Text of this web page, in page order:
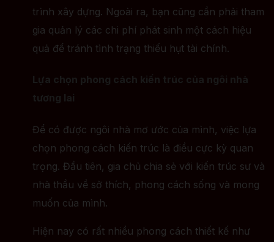
trình xây dựng. Ngoài ra, bạn cũng cần phải tham
gia quản lý các chi phí phát sinh một cách hiệu
quả để tránh tình trạng thiếu hụt tài chính.
Lựa chọn phong cách kiến trúc của ngôi nhà
tương lai
Để có được ngôi nhà mơ ước của mình, việc lựa
chọn phong cách kiến trúc là điều cực kỳ quan
trọng. Đầu tiên, gia chủ chia sẻ với kiến trúc sư và
nhà thầu về sở thích, phong cách sống và mong
muốn của mình.
Hiện nay có rất nhiều phong cách thiết kế như